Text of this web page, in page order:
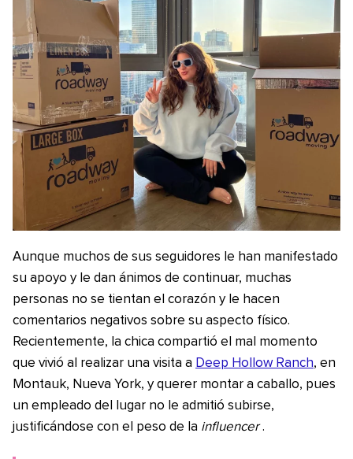
Aunque muchos de sus seguidores le han manifestado
su apoyo y le dan ánimos de continuar, muchas
personas no se tientan el corazón y le hacen
comentarios negativos sobre su aspecto físico.
Recientemente, la chica compartió el mal momento
que vivió al realizar una visita a Deep Hollow Ranch, en
Montauk, Nueva York, y querer montar a caballo, pues
un empleado del lugar no le admitió subirse,
justificándose con el peso de la influencer .